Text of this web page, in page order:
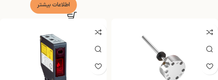
اطلاعات بیشتر